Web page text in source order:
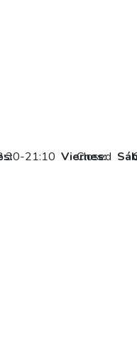
21:10 Viernes:
Closed